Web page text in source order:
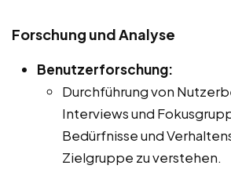
Forschung und Analyse
Benutzerforschung:
Durchführung von
Interviews und
Bedürfnisse und
Zielgruppe zu verstehen.